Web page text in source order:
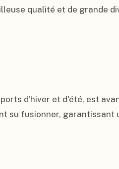
qualité et de grande
d'hiver et d'été, est
su fusionner, garantissant